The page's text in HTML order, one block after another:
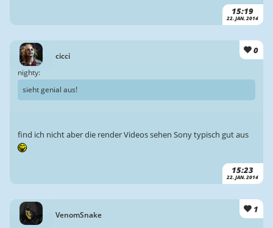
15:19
22. JAN. 2014
cicci
0
15:23
22. JAN. 2014
nighty:
sieht genial aus!
find ich nicht aber die render Videos sehen Sony typisch gut aus
VenomSnake
1